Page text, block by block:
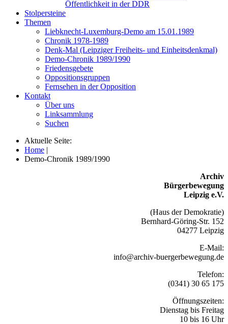
Öffentlichkeit in der DDR
Stolpersteine
Themen
Liebknecht-Luxemburg-Demo am 15.01.1989
Chronik 1978-1989
Denk-Mal (Leipziger Freiheits- und Einheitsdenkmal)
Demo-Chronik 1989/1990
Friedensgebete
Oppositionsgruppen
Fernsehen in der Opposition
Kontakt
Über uns
Linksammlung
Suchen
Aktuelle Seite:
Home |
Demo-Chronik 1989/1990
Archiv
Bürgerbewegung
Leipzig e.V.
(Haus der Demokratie)
Bernhard-Göring-Str. 152
04277 Leipzig
E-Mail:
info@archiv-buergerbewegung.de
Telefon:
(0341) 30 65 175
Öffnungszeiten:
Dienstag bis Freitag
10 bis 16 Uhr